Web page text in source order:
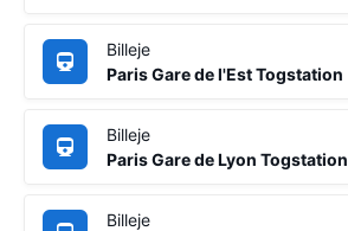
Billeje
Paris Gare de l'Est Togstation
Billeje
Paris Gare de Lyon Togstation
Billeje